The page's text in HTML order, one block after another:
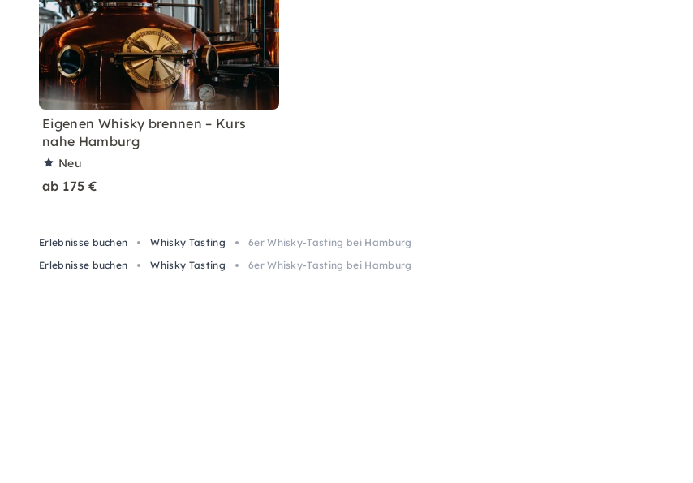
Eigenen Whisky brennen – Kurs
nahe Hamburg
Neu
ab 175 €
Erlebnisse buchen Whisky Tasting
6er Whisky-Tasting bei Hamburg
Erlebnisse buchen
Whisky Tasting 6er Whisky-Tasting bei Hamburg